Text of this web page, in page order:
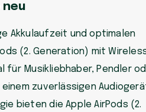
neu
Akkulaufzeit und optimalen
(2. Generation) mit
für Musikliebhaber, Pendler
zuverlässigen
bieten die Apple AirPods (2.